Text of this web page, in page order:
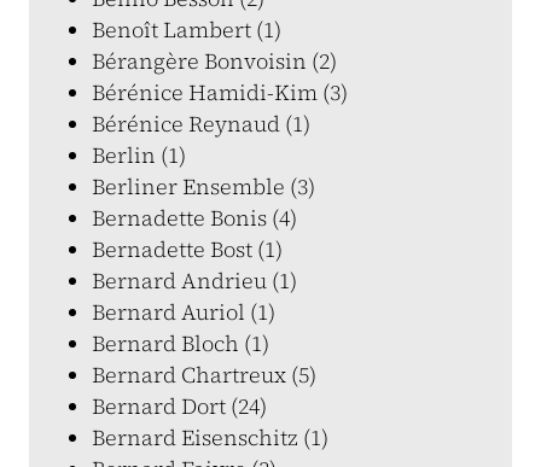
Benoît Lambert (1)
Bérangère Bonvoisin (2)
Bérénice Hamidi-Kim (3)
Bérénice Reynaud (1)
Berlin (1)
Berliner Ensemble (3)
Bernadette Bonis (4)
Bernadette Bost (1)
Bernard Andrieu (1)
Bernard Auriol (1)
Bernard Bloch (1)
Bernard Chartreux (5)
Bernard Dort (24)
Bernard Eisenschitz (1)